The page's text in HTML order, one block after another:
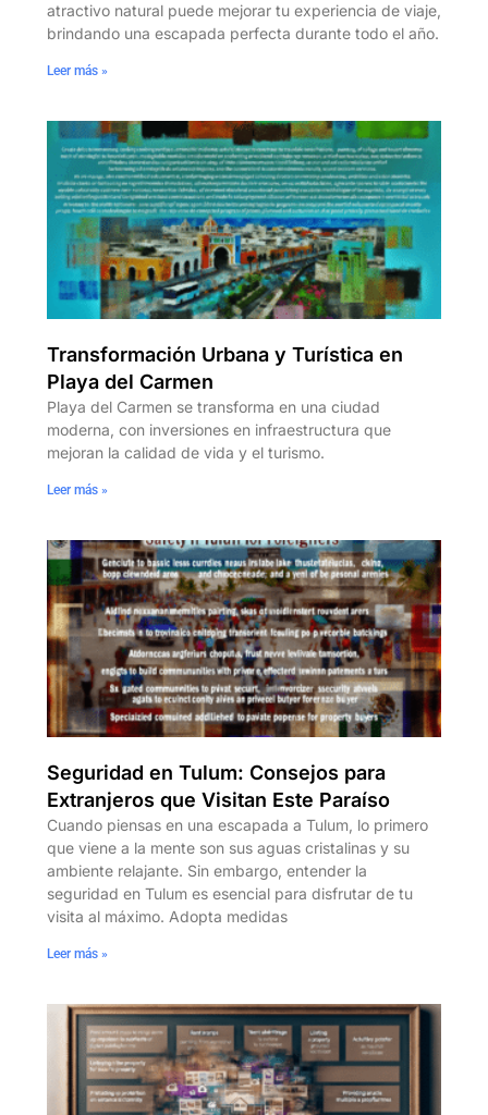
atractivo natural puede mejorar tu experiencia de viaje,
brindando una escapada perfecta durante todo el año.
Leer más »
Transformación Urbana y Turística en
Playa del Carmen
Playa del Carmen se transforma en una ciudad
moderna, con inversiones en infraestructura que
mejoran la calidad de vida y el turismo.
Leer más »
Seguridad en Tulum: Consejos para
Extranjeros que Visitan Este Paraíso
Cuando piensas en una escapada a Tulum, lo primero
que viene a la mente son sus aguas cristalinas y su
ambiente relajante. Sin embargo, entender la
seguridad en Tulum es esencial para disfrutar de tu
visita al máximo. Adopta medidas
Leer más »